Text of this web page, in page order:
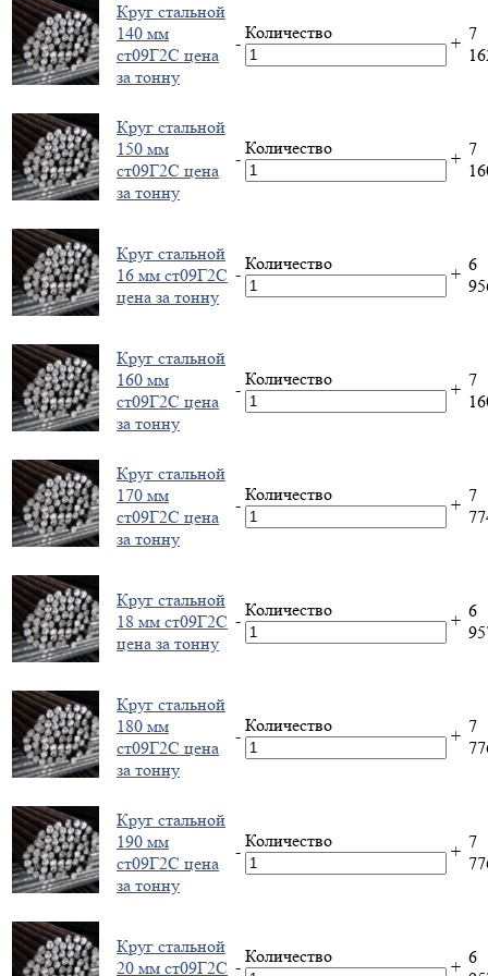
Круг стальной
140 мм
ст09Г2С цена
за тонну
-
Количество
+ 7
Круг стальной
150 мм
ст09Г2С цена
за тонну
-
Количество
+ 7
Круг стальной
16 мм ст09Г2С
цена за тонну
-
Количество
+ 6
Круг стальной
160 мм
ст09Г2С цена
за тонну
-
Количество
+ 7
Круг стальной
170 мм
ст09Г2С цена
за тонну
-
Количество
+ 7
Круг стальной
18 мм ст09Г2С
цена за тонну
-
Количество
+ 6
Круг стальной
180 мм
ст09Г2С цена
за тонну
-
Количество
+ 7
Круг стальной
190 мм
ст09Г2С цена
за тонну
-
Количество
+ 7
Круг стальной
20 мм ст09Г2С -
Количество
+ 6